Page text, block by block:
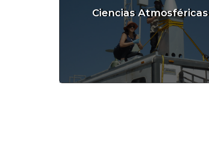
Ciencias Atmosféricas